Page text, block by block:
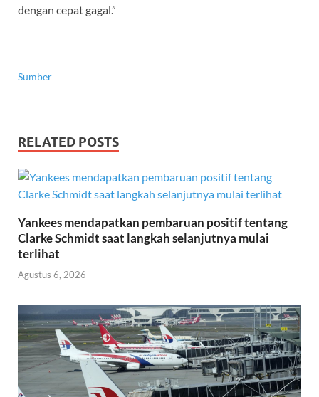
dengan cepat gagal.”
Sumber
RELATED POSTS
Yankees mendapatkan pembaruan positif tentang
Clarke Schmidt saat langkah selanjutnya mulai
terlihat
Agustus 6, 2026